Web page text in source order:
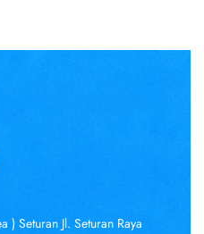
) Seturan Jl. Seturan Raya